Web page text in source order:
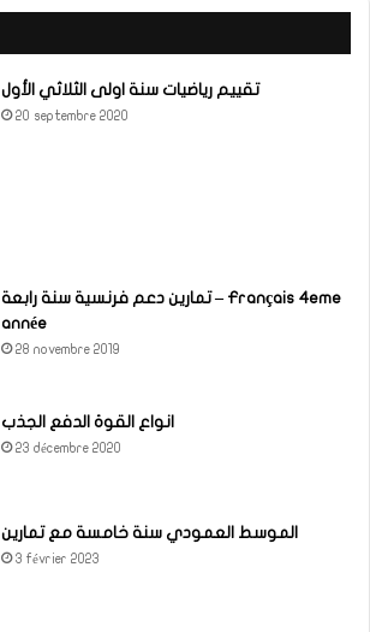
تقييم رياضيات سنة اولى الثلاثي الأول
20 septembre 2020
تمارين دعم فرنسية سنة رابعة – Français 4eme
année
28 novembre 2019
انواع القوة الدفع الجذب
23 décembre 2020
الموسط العمودي سنة خامسة مع تمارين
3 février 2023